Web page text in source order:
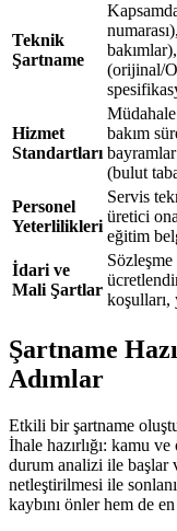
Teknik
Şartname
(orijinal/
Hizmet
Standartları
bakım
(bulut
Personel
Yeterlilikleri
Servis
üretici
eğitim
İdari ve
Mali Şartlar
koşulları,
Şartname
Adımlar
Etkili bir şartname
İhale hazırlığı: kamu
durum analizi ile başlar
netleştirilmesi ile
kaybını önler hem de